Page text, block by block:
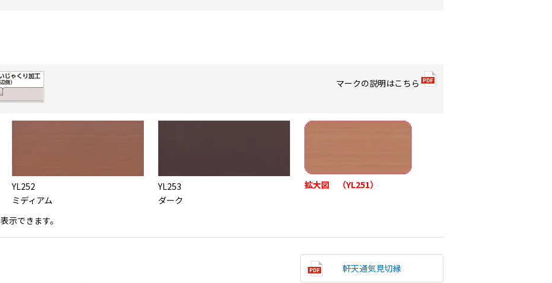
マークの説明はこちら
YL252
ミディアム
YL253
ダーク
拡大図 （YL251）
示できます。
軒天通気見切縁